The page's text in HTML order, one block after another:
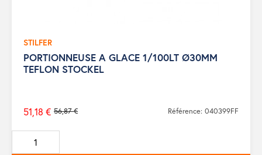
STILFER
PORTIONNEUSE A GLACE 1/100LT Ø30MM
TEFLON STOCKEL
Prix
de
base
56,87 €
51,18 € Référence: 040399FF